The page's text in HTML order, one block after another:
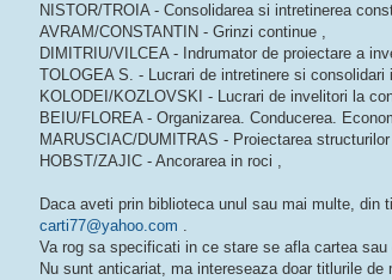
NISTOR/TROIA - Consolidarea si intretinerea
AVRAM/CONSTANTIN - Grinzi continue ,
DIMITRIU/VILCEA - Indrumator de proiectare a
TOLOGEA S. - Lucrari de intretinere si
KOLODEI/KOZLOVSKI - Lucrari de invelitori la
BEIU/FLOREA - Organizarea. Conducerea.
MARUSCIAC/DUMITRAS - Proiectarea
HOBST/ZAJIC - Ancorarea in roci ,
Daca aveti prin biblioteca unul sau mai multe,
carti77@yahoo.com .
Va rog sa specificati in ce stare se afla cartea
Nu sunt anticariat, ma intereseaza doar titlurile